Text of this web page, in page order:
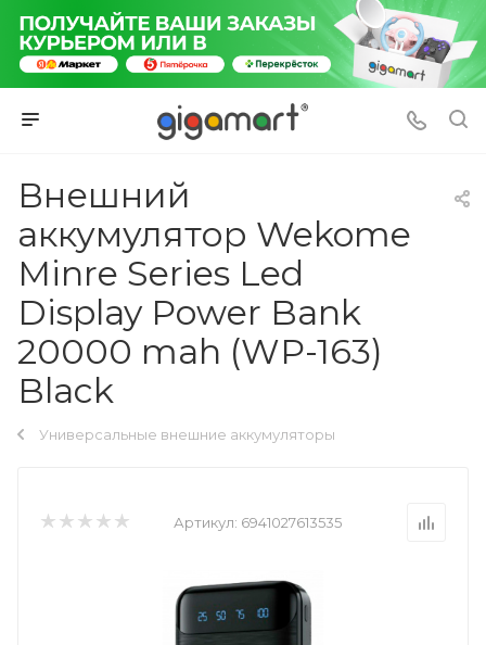
Внешний
аккумулятор Wekome
Minre Series Led
Display Power Bank
20000 mah (WP-163)
Black
Универсальные внешние аккумуляторы
Артикул: 6941027613535